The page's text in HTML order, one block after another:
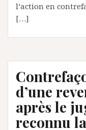
l’action en
[…]
d’une
après le
reconnu